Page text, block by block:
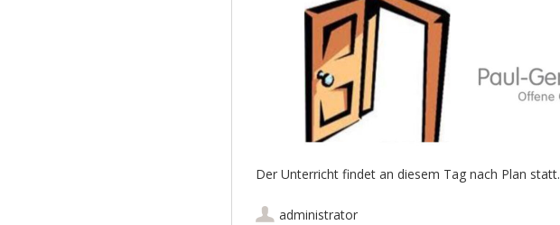
Der Unterricht findet an diesem Tag nach Plan statt.
administrator